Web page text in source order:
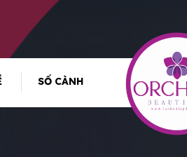
SỐ CÀNH